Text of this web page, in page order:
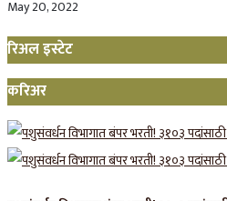
May 20, 2022
रिअल इस्टेट
करिअर